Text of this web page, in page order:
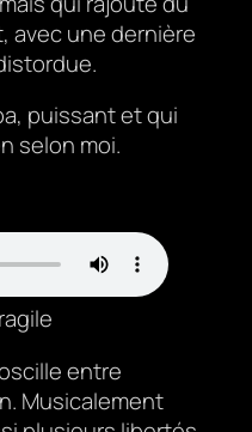
avec une dernière
puissant et qui
selon moi.
entre
Musicalement